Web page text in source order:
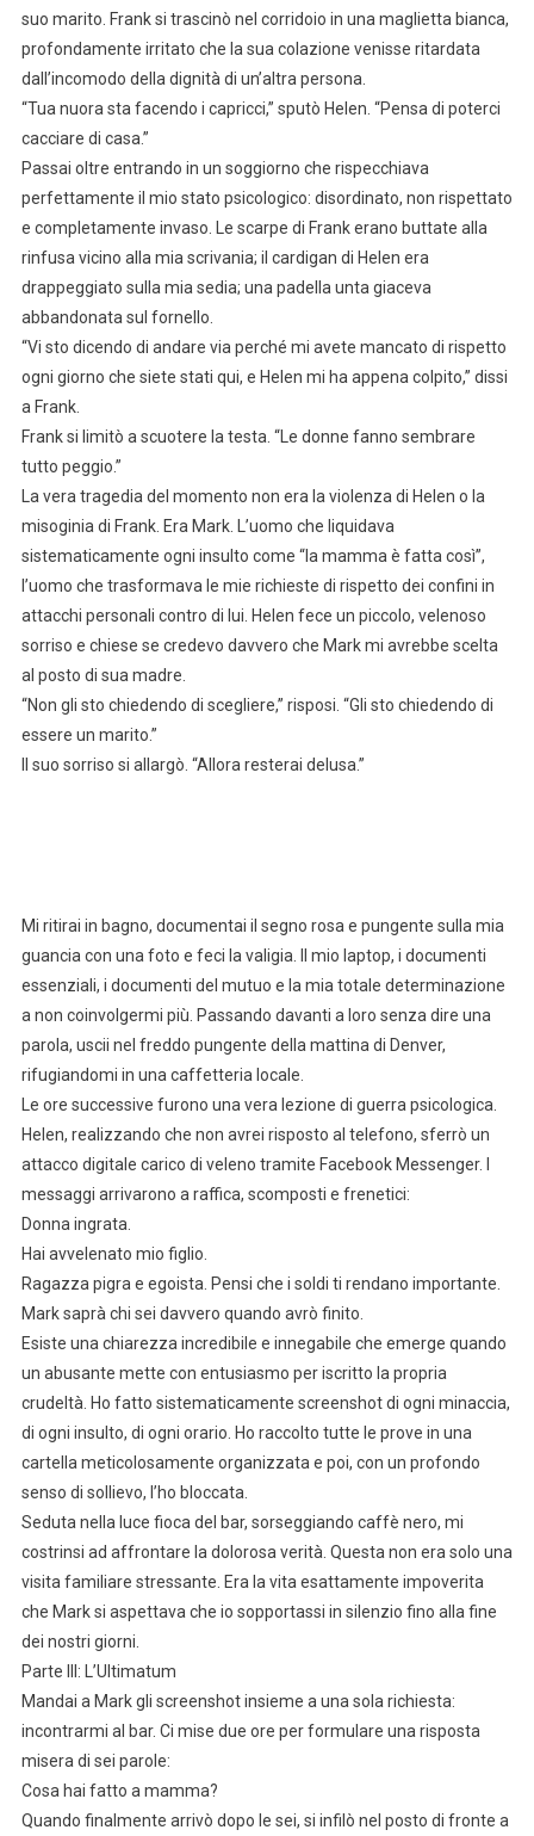
suo marito. Frank si trascinò nel corridoio in una maglietta bianca,
profondamente irritato che la sua colazione venisse ritardata
dall’incomodo della dignità di un’altra persona.
“Tua nuora sta facendo i capricci,” sputò Helen. “Pensa di poterci
cacciare di casa.”
Passai oltre entrando in un soggiorno che rispecchiava
perfettamente il mio stato psicologico: disordinato, non rispettato
e completamente invaso. Le scarpe di Frank erano buttate alla
rinfusa vicino alla mia scrivania; il cardigan di Helen era
drappeggiato sulla mia sedia; una padella unta giaceva
abbandonata sul fornello.
“Vi sto dicendo di andare via perché mi avete mancato di rispetto
ogni giorno che siete stati qui, e Helen mi ha appena colpito,” dissi
a Frank.
Frank si limitò a scuotere la testa. “Le donne fanno sembrare
tutto peggio.”
La vera tragedia del momento non era la violenza di Helen o la
misoginia di Frank. Era Mark. L’uomo che liquidava
sistematicamente ogni insulto come “la mamma è fatta così”,
l’uomo che trasformava le mie richieste di rispetto dei confini in
attacchi personali contro di lui. Helen fece un piccolo, velenoso
sorriso e chiese se credevo davvero che Mark mi avrebbe scelta
al posto di sua madre.
“Non gli sto chiedendo di scegliere,” risposi. “Gli sto chiedendo di
essere un marito.”
Il suo sorriso si allargò. “Allora resterai delusa.”
Mi ritirai in bagno, documentai il segno rosa e pungente sulla mia
guancia con una foto e feci la valigia. Il mio laptop, i documenti
essenziali, i documenti del mutuo e la mia totale determinazione
a non coinvolgermi più. Passando davanti a loro senza dire una
parola, uscii nel freddo pungente della mattina di Denver,
rifugiandomi in una caffetteria locale.
Le ore successive furono una vera lezione di guerra psicologica.
Helen, realizzando che non avrei risposto al telefono, sferrò un
attacco digitale carico di veleno tramite Facebook Messenger. I
messaggi arrivarono a raffica, scomposti e frenetici:
Donna ingrata.
Hai avvelenato mio figlio.
Ragazza pigra e egoista. Pensi che i soldi ti rendano importante.
Mark saprà chi sei davvero quando avrò finito.
Esiste una chiarezza incredibile e innegabile che emerge quando
un abusante mette con entusiasmo per iscritto la propria
crudeltà. Ho fatto sistematicamente screenshot di ogni minaccia,
di ogni insulto, di ogni orario. Ho raccolto tutte le prove in una
cartella meticolosamente organizzata e poi, con un profondo
senso di sollievo, l’ho bloccata.
Seduta nella luce fioca del bar, sorseggiando caffè nero, mi
costrinsi ad affrontare la dolorosa verità. Questa non era solo una
visita familiare stressante. Era la vita esattamente impoverita
che Mark si aspettava che io sopportassi in silenzio fino alla fine
dei nostri giorni.
Parte III: L’Ultimatum
Mandai a Mark gli screenshot insieme a una sola richiesta:
incontrarmi al bar. Ci mise due ore per formulare una risposta
misera di sei parole:
Cosa hai fatto a mamma?
Quando finalmente arrivò dopo le sei, si infilò nel posto di fronte a